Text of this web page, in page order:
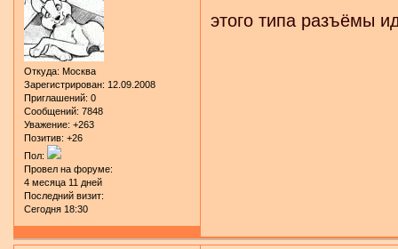
Откуда: Москва
Зарегистрирован: 12.09.2008
Приглашений: 0
Сообщений: 7848
Уважение: +263
Позитив: +26
Пол:
Провел на форуме:
4 месяца 11 дней
Последний визит:
Сегодня 18:30
этого типа разъёмы